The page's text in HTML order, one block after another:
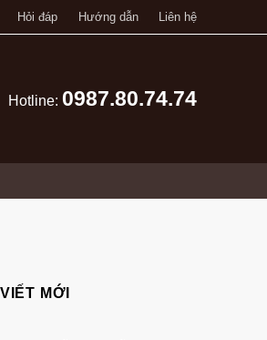
Hỏi đáp Hướng dẫn Liên hệ
Hotline: 0987.80.74.74
MỚI